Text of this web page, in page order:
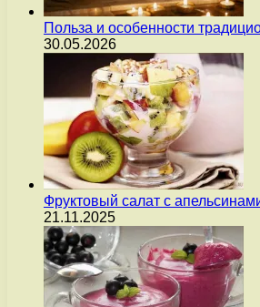
Польза и особенности
30.05.2026
Фруктовый салат с
21.11.2025